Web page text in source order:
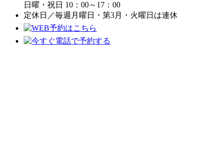
日曜・祝日 10：00～17：00
定休日／毎週月曜日・第3月・火曜日は連休